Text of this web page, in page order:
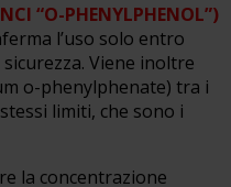
“O-PHENYLPHENOL”)
l’uso solo entro
Viene inoltre
o-phenylphenate) tra i
limiti, che sono i
la concentrazione